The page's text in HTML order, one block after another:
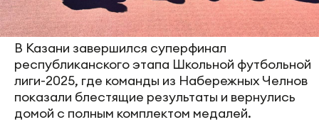
В Казани завершился суперфинал
республиканского этапа Школьной футбольной
лиги-2025, где команды из Набережных Челнов
показали блестящие результаты и вернулись
домой с полным комплектом медалей.